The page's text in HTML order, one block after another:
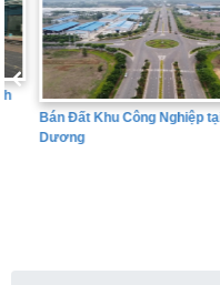
Bán Đất Khu Công Nghiệp tại Hải
Dương